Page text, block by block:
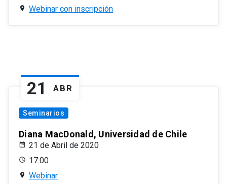
Webinar con inscripción
21 ABR
Seminarios
Diana MacDonald, Universidad de Chile
21 de Abril de 2020
17:00
Webinar